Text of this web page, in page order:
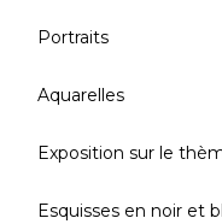
Portraits
Aquarelles
Exposition sur le
Esquisses en noir et